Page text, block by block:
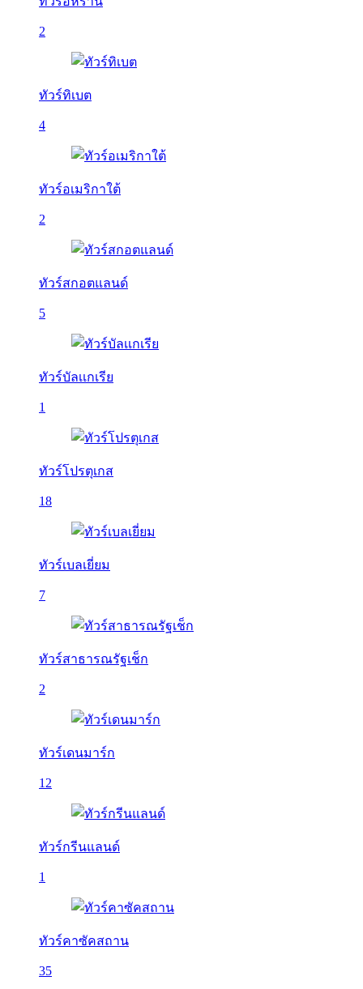
2
ทัวร์ทิเบต
4
ทัวร์อเมริกาใต้
2
ทัวร์สกอตแลนด์
5
ทัวร์บัลเเกเรีย
1
ทัวร์โปรตุเกส
18
ทัวร์เบลเยี่ยม
7
ทัวร์สาธารณรัฐเช็ก
2
ทัวร์เดนมาร์ก
12
ทัวร์กรีนแลนด์
1
ทัวร์คาซัคสถาน
35